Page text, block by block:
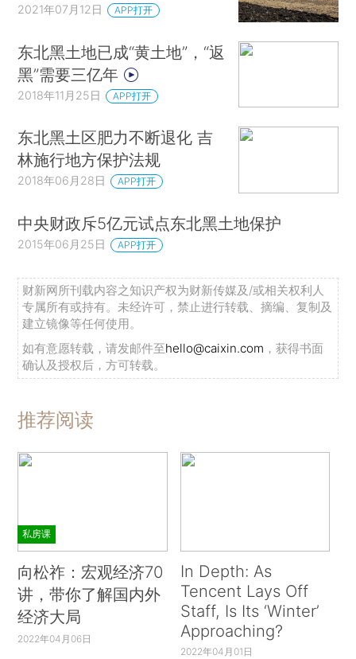
2021年07月12日 APP打开
东北黑土地已成“黄土地”，“返
黑”需要三亿年
2018年11月25日 APP打开
东北黑土区肥力不断退化 吉
林施行地方保护法规
2018年06月28日 APP打开
中央财政斥5亿元试点东北黑土地保护
2015年06月25日 APP打开
财新网所刊载内容之知识产权为财新传媒及/或相关权利人
专属所有或持有。未经许可，禁止进行转载、摘编、复制及
建立镜像等任何使用。
如有意愿转载，请发邮件至hello@caixin.com ，获得书面
确认及授权后，方可转载。
推荐阅读
私房课
向松祚：宏观经济70
讲，带你了解国内外
经济大局
2022年04月06日
In Depth: As
Tencent Lays Off
Staff, Is Its ‘Winter’
Approaching?
2022年04月01日